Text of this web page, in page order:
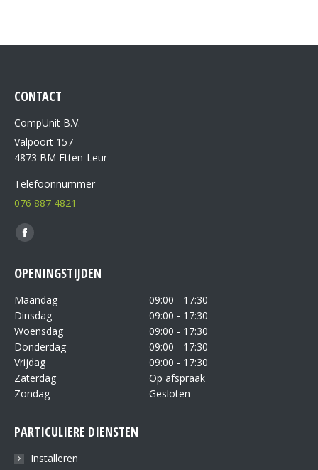
CONTACT
CompUnit B.V.
Valpoort 157
4873 BM Etten-Leur
Telefoonnummer
076 887 4821
Vind ons op:
OPENINGSTIJDEN
Maandag
09:00 - 17:30
Dinsdag
09:00 - 17:30
Woensdag
09:00 - 17:30
Donderdag
09:00 - 17:30
Vrijdag
09:00 - 17:30
Zaterdag
Op afspraak
Zondag
Gesloten
PARTICULIERE DIENSTEN
Installeren